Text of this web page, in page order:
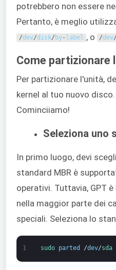
potrebbero non essere
Pertanto, è meglio
/dev/disk/ by- label , o /dev
Come partizionare
Per partizionare l'unità,
kernel al tuo nuovo
Cominciiamo!
Seleziona uno
In primo luogo, devi
standard MBR è
operativi. Tuttavia, GPT
nella maggior parte dei
speciali. Seleziona lo
1 sudo parted /dev/sda